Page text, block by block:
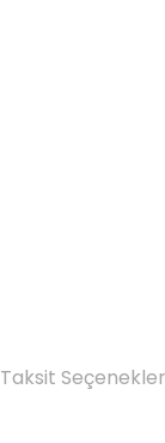
Taksit